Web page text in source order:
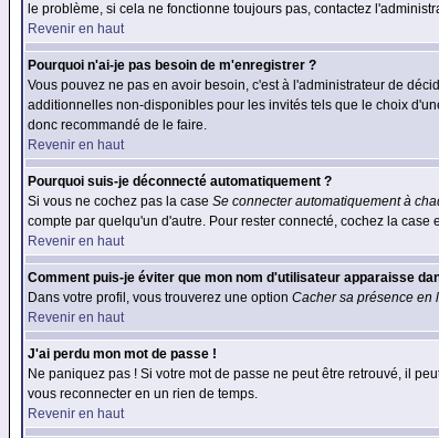
le problème, si cela ne fonctionne toujours pas, contactez
Revenir en haut
Pourquoi n'ai-je pas besoin de m'enregistrer ?
Vous pouvez ne pas en avoir besoin, c'est à l'administrateur de
additionnelles non-disponibles pour les invités tels que le choix
donc recommandé de le faire.
Revenir en haut
Pourquoi suis-je déconnecté automatiquement ?
Si vous ne cochez pas la case Se connecter automatiquement à
compte par quelqu'un d'autre. Pour rester connecté, cochez la
Revenir en haut
Comment puis-je éviter que mon nom d'utilisateur apparaisse
Dans votre profil, vous trouverez une option Cacher sa présence en
Revenir en haut
J'ai perdu mon mot de passe !
Ne paniquez pas ! Si votre mot de passe ne peut être retrouvé, il
vous reconnecter en un rien de temps.
Revenir en haut